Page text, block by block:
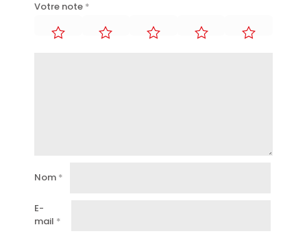
Votre note *
Nom *
E-
mail *